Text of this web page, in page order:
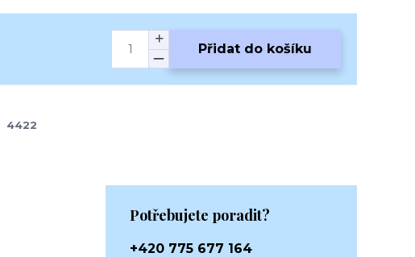
Přidat do košíku
4422
Potřebujete poradit?
+420 775 677 164